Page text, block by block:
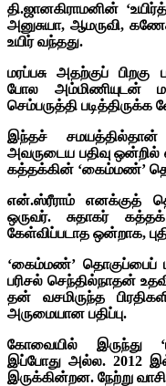
தி.ஜானகிராமனின்
அனுசுயா, ஆமருவி,
உயிர் வந்தது.
மரப்பசு அதற்குப்
போல அம்மிணியுடன்
செம்பருத்தி படித்திருக்க
இந்தச் சமயத்தில்தான்
அவருடைய பதிவு ஒன்றில்
கத்தக்கின் ‘கைம்மண்’
என்.ஸ்ரீராம் எனக்குத்
ஒருவர். சுதாகர்
கேள்விப்படாத ஒன்றாக,
‘கைம்மண்’ தொகுப்பைப்
பரிசல் செந்தில்நாதன்
தன் வசமிருந்த
அருமையான பதிப்பு.
கோவையில் இருந்து
இப்போது அல்ல. 2012
இருக்கின்றன. நேற்று